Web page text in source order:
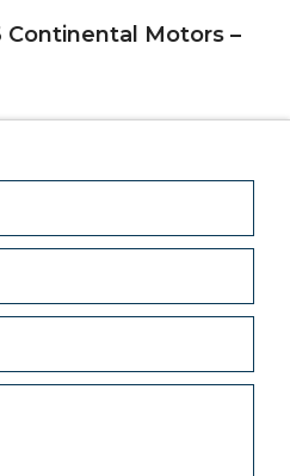
Motors –